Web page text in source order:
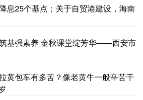
息25个基点；关于自贸港建设，海南
基强素养 金秋课堂绽芳华——西安市
黄包车有多苦？像老黄牛一般辛苦干